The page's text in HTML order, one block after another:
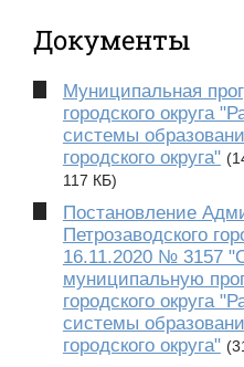
Документы
Муниципальная
городского округа
системы
городского округа"
117 КБ)
Постановление
Петрозаводского
16.11.2020 № 3157
муниципальную
городского округа
системы
городского округа"